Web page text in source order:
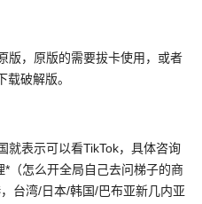
版，原版的需要拔卡使用，或者
破解版。
就表示可以看TikTok，具体咨询
（怎么开全局自己去问梯子的商
台湾/日本/韩国/巴布亚新几内亚